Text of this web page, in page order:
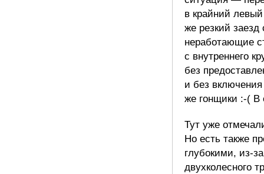
в крайний
же резкий заезд
неработающие
с внутреннего
без
и без включения
же гонщики :-(
Тут уже
Но есть также
глубокими, из-
двухколесного